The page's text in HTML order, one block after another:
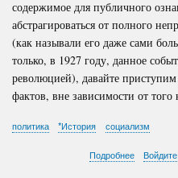
содержимое для публичного
абстрагироваться от полного
(как называли его даже сами
только, в 1927 году, данное
революцией), давайте
фактов, вне зависимости от
политика *История социализм
Подробнее Войдите